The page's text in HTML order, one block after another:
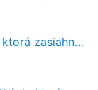
dopravcov